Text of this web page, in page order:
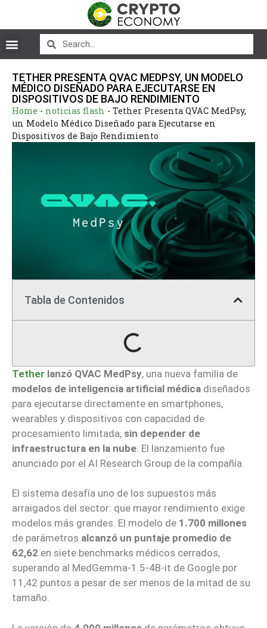
TETHER PRESENTA QVAC MEDPSY, UN MODELO
MÉDICO DISEÑADO PARA EJECUTARSE EN
DISPOSITIVOS DE BAJO RENDIMIENTO
Home - noticias flash - Tether Presenta QVAC MedPsy,
un Modelo Médico Diseñado para Ejecutarse en
Dispositivos de Bajo Rendimiento
Tabla de Contenidos
Tether lanzó QVAC MedPsy, una nueva familia de
modelos de inteligencia artificial médica diseñados
para ejecutarse directamente en smartphones,
wearables y dispositivos con capacidad de
procesamiento limitada, sin depender de
infraestructura en la nube . El lanzamiento fue
anunciado por el AI Research Group de la compañía.
El sistema desafía uno de los supuestos más
arraigados del sector: que mayor rendimiento exige
modelos más grandes. El modelo de 1.700 millones
de parámetros alcanzó un puntaje promedio de
62,62 en siete benchmarks médicos cerrados,
superando al MedGemma-1.5-4B-it de Google por
11,42 puntos a pesar de ser menos de la mitad de su
tamaño.